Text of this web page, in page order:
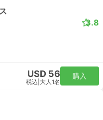
3.8
USD 56
税込 大人1名
購入